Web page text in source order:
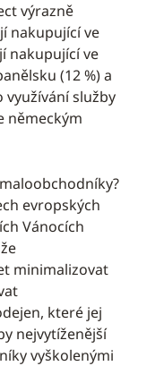
výrazně
nakupující ve
nakupující ve
(12 %) a
využívání služby
německým
evropských
Vánocích
minimalizovat
které jej
nejvytíženější
vyškolenými